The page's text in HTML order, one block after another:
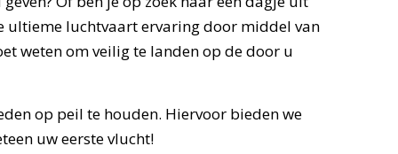
ultieme luchtvaart ervaring door middel van
weten om veilig te landen op de door u
op peil te houden. Hiervoor bieden we
uw eerste vlucht!